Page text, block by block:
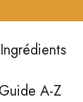
Guide A-Z